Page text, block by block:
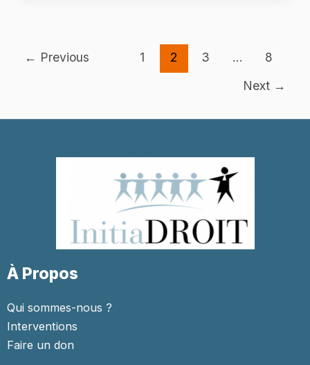
← Previous 1 2 3 …
8
Next →
À Propos
Qui sommes-nous ?
Interventions
Faire un don